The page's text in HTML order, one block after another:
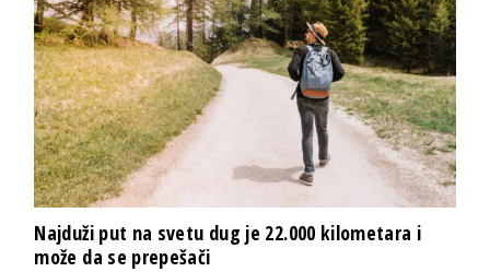
Najduži put na svetu dug je 22.000 kilometara i
može da se prepešači